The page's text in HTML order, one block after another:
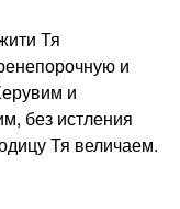
Тя
и
и
без истления
Тя величаем.